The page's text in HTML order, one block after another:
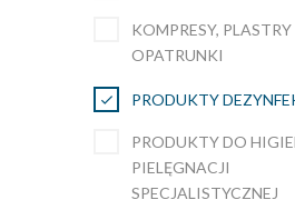
KOMPRESY, PLASTRY
OPATRUNKI
PRODUKTY
PRODUKTY DO
PIELĘGNACJI
SPECJALISTYCZNEJ